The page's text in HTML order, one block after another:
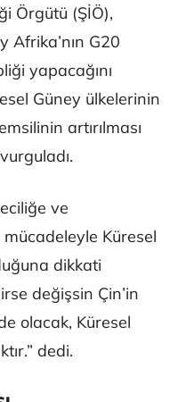
Örgütü (ŞİÖ),
Afrika’nın G20
yapacağını
Güney ülkelerinin
artırılması
ve
Küresel
dikkati
değişsin Çin’in
olacak, Küresel
dedi.